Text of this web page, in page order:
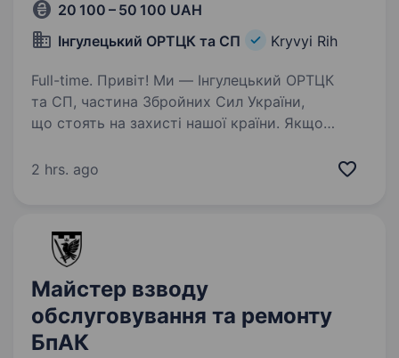
20 100 – 50 100 UAH
Інгулецький ОРТЦК та СП
Kryvyi Rih
Full-time. Привіт! Ми — Інгулецький ОРТЦК
та СП, частина Збройних Сил України,
що стоять на захисті нашої країни. Якщо
працювати з сучасними технологіями
2 hrs. ago
Майстер взводу
обслуговування та ремонту
БпАК